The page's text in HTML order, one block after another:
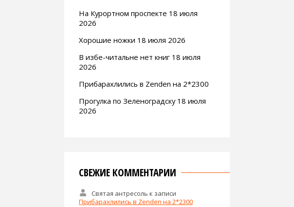
На Курортном проспекте 18 июля
2026
Хорошие ножки 18 июля 2026
В избе-читальне нет книг 18 июля
2026
Прибарахлились в Zenden на 2*2300
Прогулка по Зеленоградску 18 июля
2026
СВЕЖИЕ КОММЕНТАРИИ
Святая антресоль к записи
Прибарахлились в Zenden на 2*2300